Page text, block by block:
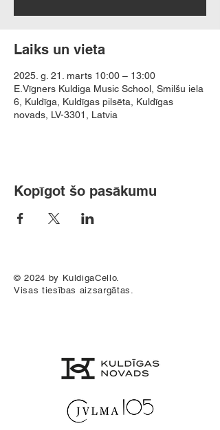
Laiks un vieta
2025. g. 21. marts 10:00 – 13:00
E.Vīgners Kuldiga Music School, Smilšu iela
6, Kuldīga, Kuldīgas pilsēta, Kuldīgas
novads, LV-3301, Latvia
Kopīgot šo pasākumu
© 2024 by KuldigaCello.
Visas tiesības aizsargātas.